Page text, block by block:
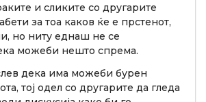
и сликите со другарите
за тоа каков ќе е прстенот,
но ниту еднаш не се
можеби нешто спрема.
дека има можеби бурен
тој одел со другарите да гледа